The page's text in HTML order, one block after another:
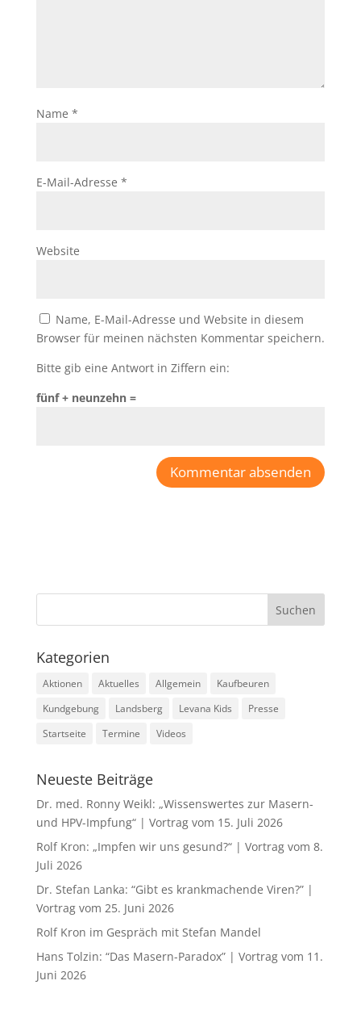
Name *
E-Mail-Adresse *
Website
Name, E-Mail-Adresse und Website in diesem
Browser für meinen nächsten Kommentar speichern.
Bitte gib eine Antwort in Ziffern ein:
fünf + neunzehn =
Kategorien
Aktionen Aktuelles Allgemein
Kaufbeuren
Kundgebung
Landsberg Levana Kids
Presse
Startseite
Termine Videos
Neueste Beiträge
Dr. med. Ronny Weikl: „Wissenswertes zur Masern-
und HPV-Impfung“ | Vortrag vom 15. Juli 2026
Rolf Kron: „Impfen wir uns gesund?“ | Vortrag vom 8.
Juli 2026
Dr. Stefan Lanka: “Gibt es krankmachende Viren?” |
Vortrag vom 25. Juni 2026
Rolf Kron im Gespräch mit Stefan Mandel
Hans Tolzin: “Das Masern-Paradox” | Vortrag vom 11.
Juni 2026